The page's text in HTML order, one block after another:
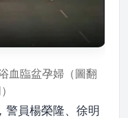
血臨盆孕婦（圖翻
警員楊榮隆、徐明